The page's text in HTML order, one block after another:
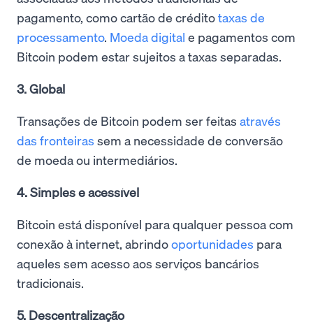
pagamento, como cartão de créditotaxas de
processamento. Moeda digital e pagamentos com
Bitcoin podem estar sujeitos a taxas separadas.
3. Global
Transações de Bitcoin podem ser feitas através
das fronteiras sem a necessidade de conversão
de moeda ou intermediários.
4. Simples e acessível
Bitcoin está disponível para qualquer pessoa com
conexão à internet, abrindooportunidades para
aqueles sem acesso aos serviços bancários
tradicionais.
5. Descentralização